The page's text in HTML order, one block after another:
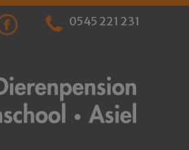
0545 221 231